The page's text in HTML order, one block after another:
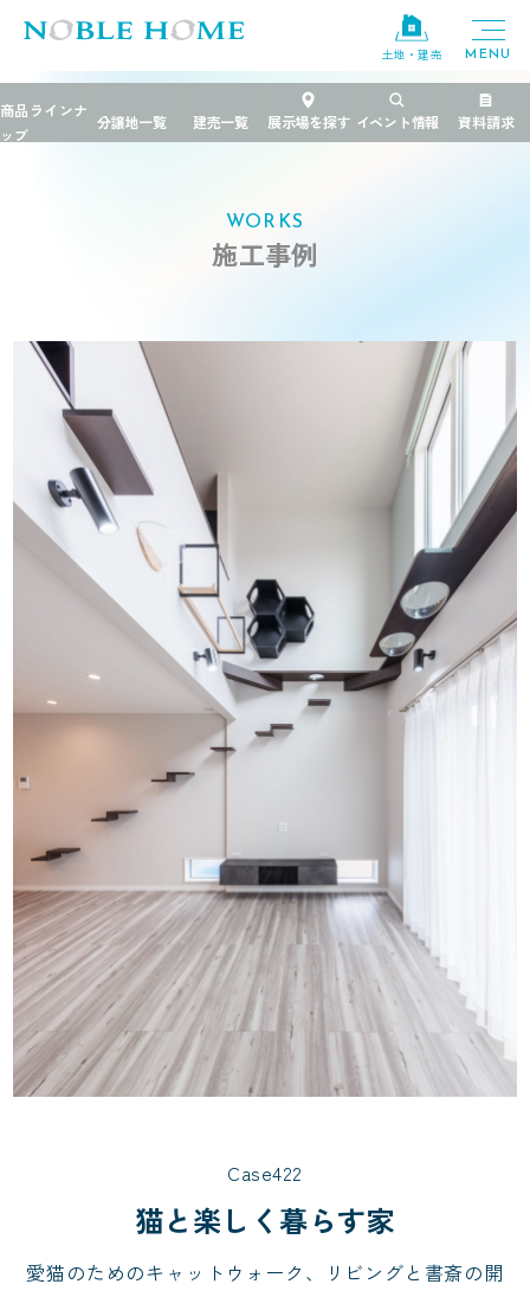
土地・建売
>千葉県 猫と楽しく暮らす家
WORKS
施工事例
Case422
猫と楽しく暮らす家
愛猫のためのキャットウォーク、リビングと書斎の開